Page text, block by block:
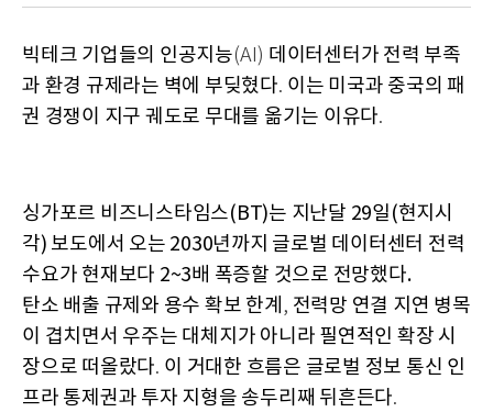
빅테크 기업들의 인공지능(AI) 데이터센터가 전력 부족
과 환경 규제라는 벽에 부딪혔다. 이는 미국과 중국의 패
권 경쟁이 지구 궤도로 무대를 옮기는 이유다.
싱가포르 비즈니스타임스(BT)는 지난달 29일(현지시
각) 보도에서 오는 2030년까지 글로벌 데이터센터 전력
수요가 현재보다 2~3배 폭증할 것으로 전망했다.
탄소 배출 규제와 용수 확보 한계 , 전력망 연결 지연 병목
이 겹치면서 우주는 대체지가 아니라 필연적인 확장 시
장으로 떠올랐다. 이 거대한 흐름은 글로벌 정보 통신 인
프라 통제권과 투자 지형을 송두리째 뒤흔든다.